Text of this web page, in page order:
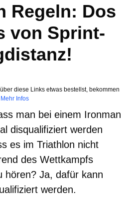
Regeln: Dos
von Sprint-
diese Links etwas bestellst, bekommen
Mehr Infos
man bei einem Ironman
disqualifiziert werden
es im Triathlon nicht
des Wettkampfs
hören? Ja, dafür kann
werden.